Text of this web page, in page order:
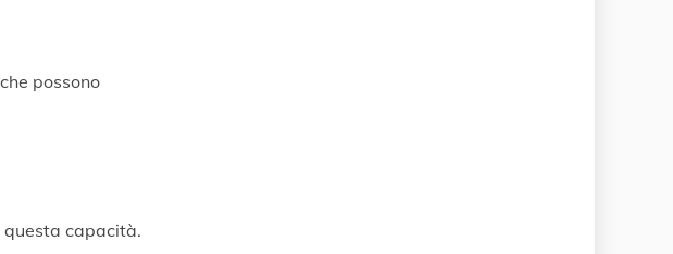
possono
capacità.